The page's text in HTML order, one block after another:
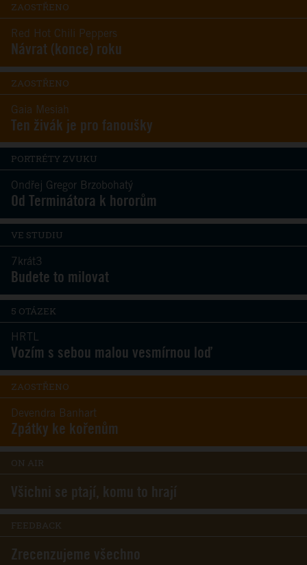
ZAOSTŘENO
Red Hot Chili Peppers
Návrat (konce) roku
ZAOSTŘENO
Gaia Mesiah
Ten živák je pro fanoušky
PORTRÉTY ZVUKU
Ondřej Gregor Brzobohatý
Od Terminátora k hororům
VE STUDIU
7krát3
Budete to milovat
5 OTÁZEK
HRTL
Vozím s sebou malou vesmírnou loď
ZAOSTŘENO
Devendra Banhart
Zpátky ke kořenům
ON AIR
Všichni se ptají, komu to hrají
FEEDBACK
Zrecenzujeme všechno